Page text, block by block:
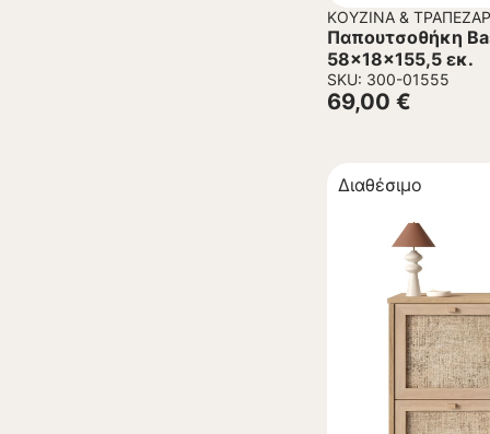
ΚΟΥΖΊΝΑ &
Παπουτσοθήκη
58x18x155,5 εκ.
SKU: 300-01555
69,00 €
Διαθέσιμο